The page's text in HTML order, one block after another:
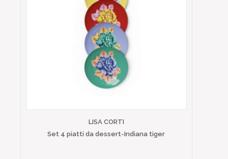
LISA CORTI
Set 4 piatti da dessert-Indiana tiger